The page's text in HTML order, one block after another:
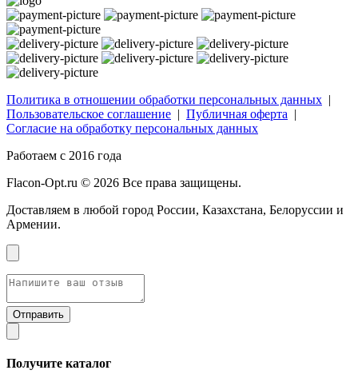
Политика в отношении обработки персональных данных |
Пользовательское соглашение | Публичная оферта |
Согласие на обработку персональных данных
Работаем с 2016 года
Flacon-Opt.ru © 2026 Все права защищены.
Доставляем в любой город России, Казахстана, Белоруссии и
Армении.
Получите каталог